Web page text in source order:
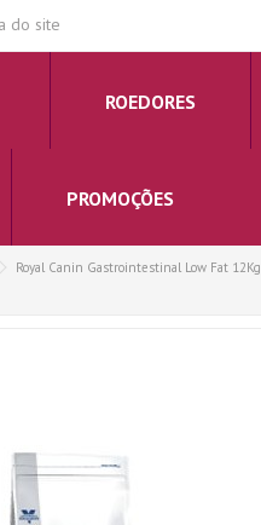
do site
ROEDORES
PROMOÇÕES
Royal Canin Gastrointestinal Low Fat 12Kg